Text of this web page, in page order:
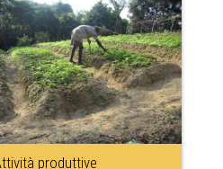
produttive